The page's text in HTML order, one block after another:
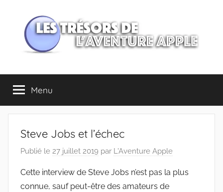
contenu
Les
trésors
de
l'Aventure
Apple
Menu
Steve Jobs et l’échec
Publié le 27 juillet 2019 par L'Aventure Apple
Cette interview de Steve Jobs n’est pas la plus
connue, sauf peut-être des amateurs de